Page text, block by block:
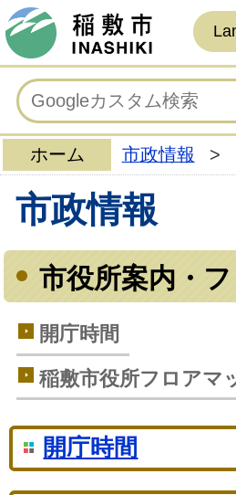
ホーム 市政情報 >
市政情報
市役所案内・
開庁時間
稲敷市役所フロアマ
開庁時間